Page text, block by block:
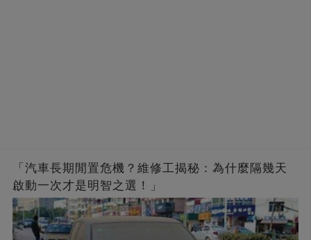
「汽車長期閒置危機？維修工揭秘：為什麼隔幾天
啟動一次才是明智之選！」